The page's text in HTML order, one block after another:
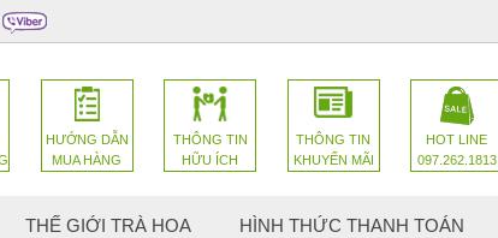
HƯỚNG DẪN
MUA HÀNG
THÔNG TIN
HỮU ÍCH
THÔNG TIN
KHUYẾN MÃI
HOT LINE
097.262.1813
THẾ GIỚI TRÀ HOA HÌNH THỨC THANH TOÁN